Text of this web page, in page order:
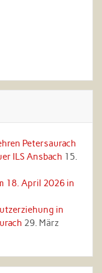
Petersaurach
ILS Ansbach 15.
18. April 2026 in
in
29. März